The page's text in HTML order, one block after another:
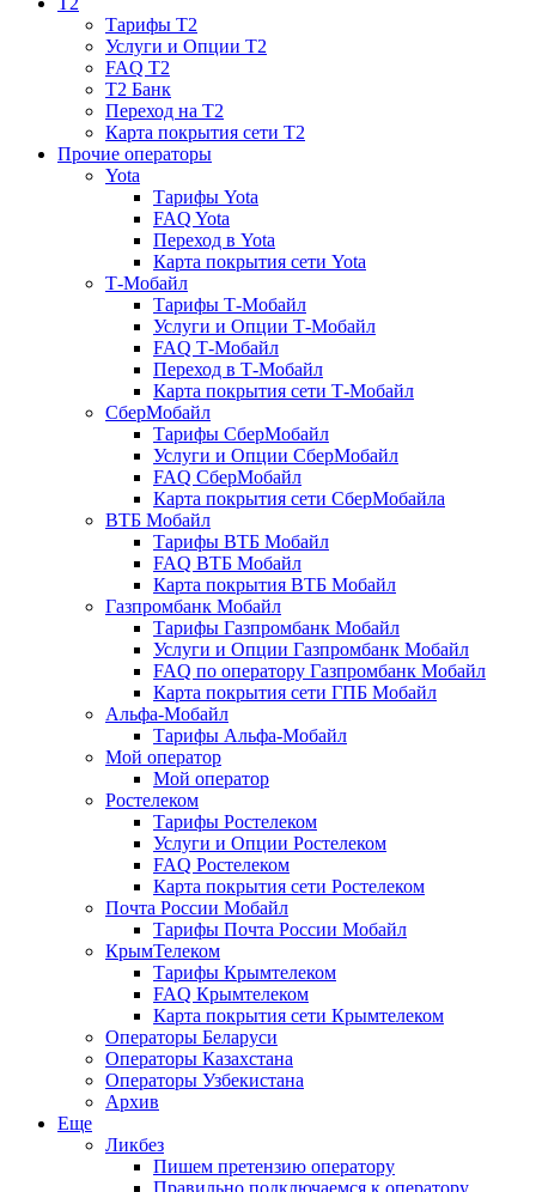
Тарифы T2
Услуги и Опции T2
FAQ T2
T2 Банк
Переход на T2
Карта покрытия сети T2
Прочие операторы
Yota
Тарифы Yota
FAQ Yota
Переход в Yota
Карта покрытия сети Yota
Т-Мобайл
Тарифы Т-Мобайл
Услуги и Опции Т-Мобайл
FAQ Т-Мобайл
Переход в Т-Мобайл
Карта покрытия сети Т-Мобайл
СберМобайл
Тарифы СберМобайл
Услуги и Опции СберМобайл
FAQ СберМобайл
Карта покрытия сети СберМобайлa
ВТБ Мобайл
Тарифы ВТБ Мобайл
FAQ ВТБ Мобайл
Карта покрытия ВТБ Мобайл
Газпромбанк Мобайл
Тарифы Газпромбанк Мобайл
Услуги и Опции Газпромбанк Мобайл
FAQ по оператору Газпромбанк Мобайл
Карта покрытия сети ГПБ Мобайл
Альфа-Мобайл
Тарифы Альфа-Мобайл
Мой оператор
Мой оператор
Ростелеком
Тарифы Ростелеком
Услуги и Опции Ростелеком
FAQ Ростелеком
Карта покрытия сети Ростелеком
Почта России Мобайл
Тарифы Почта России Мобайл
КрымТелеком
Тарифы Крымтелеком
FAQ Крымтелеком
Карта покрытия сети Крымтелеком
Операторы Беларуси
Операторы Казахстана
Операторы Узбекистана
Архив
Еще
Ликбез
Пишем претензию оператору
Правильно подключаемся к оператору